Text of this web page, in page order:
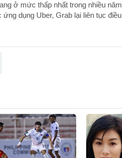
ở mức thấp nhất trong nhiều năm
dụng Uber, Grab lại liên tục điều